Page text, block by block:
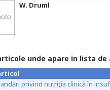
W. Druml
unde apare in lista de
privind nutriţia clinică în